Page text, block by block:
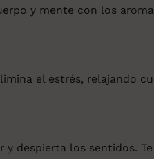
y mente con los
el estrés, relajando
despierta los sentidos.